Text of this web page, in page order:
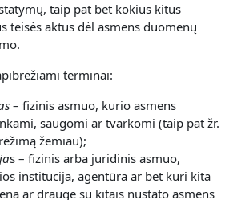
taip pat bet kokius kitus
teisės aktus dėl asmens duomenų
terminai:
– fizinis asmuo, kurio asmens
saugomi ar tvarkomi (taip pat žr.
žemiau);
s – fizinis arba juridinis asmuo,
institucija, agentūra ar bet kuri kita
ar drauge su kitais nustato asmens